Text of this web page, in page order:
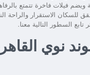
ويضم فيلات فاخرة تتمتع
للسكان الاستقرار والراحة
تابع السطور التالية معنا.
نوي